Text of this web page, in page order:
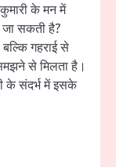
के मन में
जा सकती है?
गहराई से
से मिलता है।
के संदर्भ में इसके